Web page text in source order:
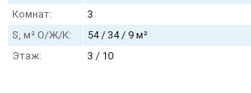
Комнат:
3
S, м² О/Ж/К:
54 / 34 / 9 м²
Этаж:
3 / 10